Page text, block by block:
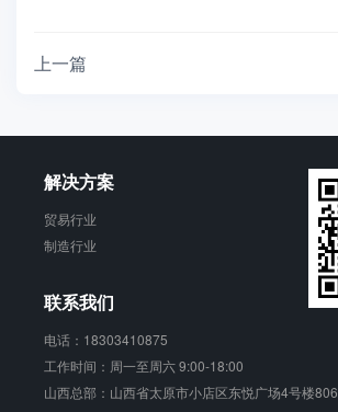
上一篇
解决方案
贸易行业
制造行业
联系我们
电话：18303410875
工作时间：周一至周六 9:00-18:00
山西总部：山西省太原市小店区东悦广场4号楼806